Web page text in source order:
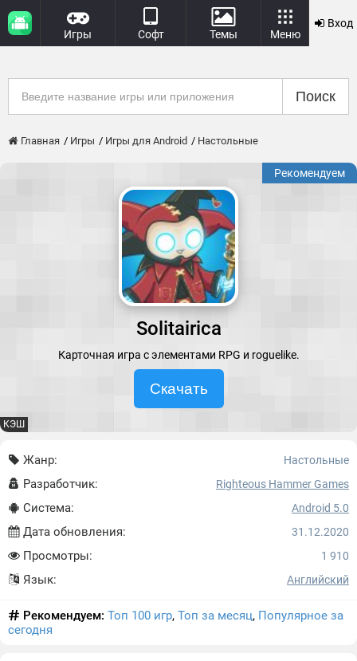
Игры Софт Темы Меню
Вход
Поиск
Главная Игры Игры для Android Настольные
Рекомендуем
Solitairica
Карточная игра с элементами RPG и roguelike.
Скачать
КЭШ
Жанр: Настольные
Разработчик: Righteous Hammer Games
Система: Android 5.0
Дата обновления: 31.12.2020
Просмотры: 1 910
Язык: Английский
Рекомендуем: Топ 100 игр, Топ за месяц, Популярное за
сегодня